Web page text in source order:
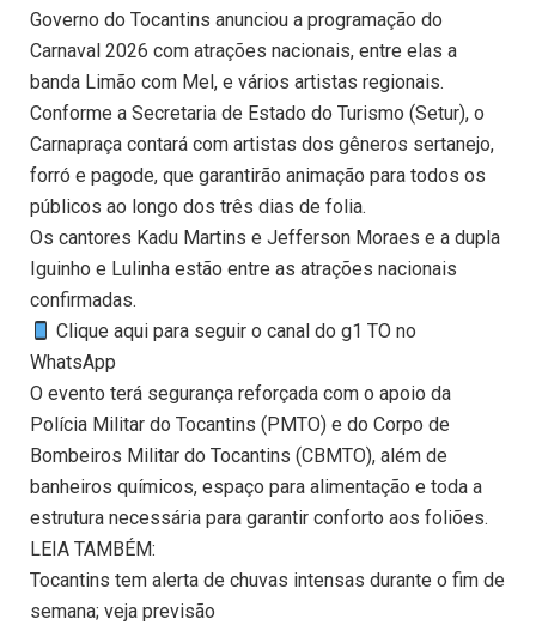
Governo do Tocantins anunciou a programação do
Carnaval 2026 com atrações nacionais, entre elas a
banda Limão com Mel, e vários artistas regionais.
Conforme a Secretaria de Estado do Turismo (Setur), o
Carnapraça contará com artistas dos gêneros sertanejo,
forró e pagode, que garantirão animação para todos os
públicos ao longo dos três dias de folia.
Os cantores Kadu Martins e Jefferson Moraes e a dupla
Iguinho e Lulinha estão entre as atrações nacionais
confirmadas.
Clique aqui para seguir o canal do g1 TO no
WhatsApp
O evento terá segurança reforçada com o apoio da
Polícia Militar do Tocantins (PMTO) e do Corpo de
Bombeiros Militar do Tocantins (CBMTO), além de
banheiros químicos, espaço para alimentação e toda a
estrutura necessária para garantir conforto aos foliões.
LEIA TAMBÉM:
Tocantins tem alerta de chuvas intensas durante o fim de
semana; veja previsão